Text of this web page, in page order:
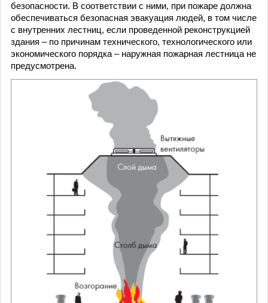
безопасности. В соответствии с ними, при пожаре должна
обеспечиваться безопасная эвакуация людей, в том числе
с внутренних лестниц, если проведенной реконструкцией
здания – по причинам технического, технологического или
экономического порядка – наружная пожарная лестница не
предусмотрена.